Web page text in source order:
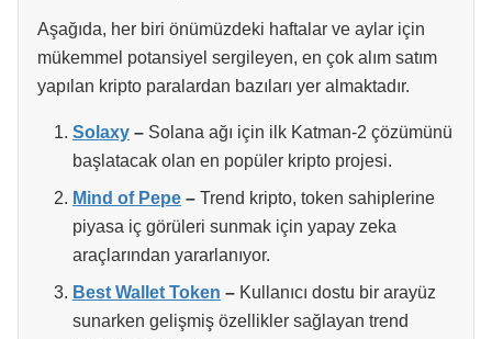
Aşağıda, her biri önümüzdeki haftalar ve aylar için
mükemmel potansiyel sergileyen, en çok alım satım
yapılan kripto paralardan bazıları yer almaktadır.
Solaxy – Solana ağı için ilk Katman-2 çözümünü
başlatacak olan en popüler kripto projesi.
Mind of Pepe – Trend kripto, token sahiplerine
piyasa iç görüleri sunmak için yapay zeka
araçlarından yararlanıyor.
Best Wallet Token – Kullanıcı dostu bir arayüz
sunarken gelişmiş özellikler sağlayan trend